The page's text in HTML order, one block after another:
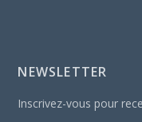
NEWSLETTER
Inscrivez-vous pour